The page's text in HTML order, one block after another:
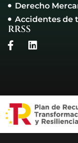
Derecho
Accidentes de
RRSS